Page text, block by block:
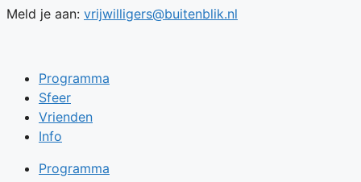
Meld je aan: vrijwilligers@buitenblik.nl
Programma
Sfeer
Vrienden
Info
Programma